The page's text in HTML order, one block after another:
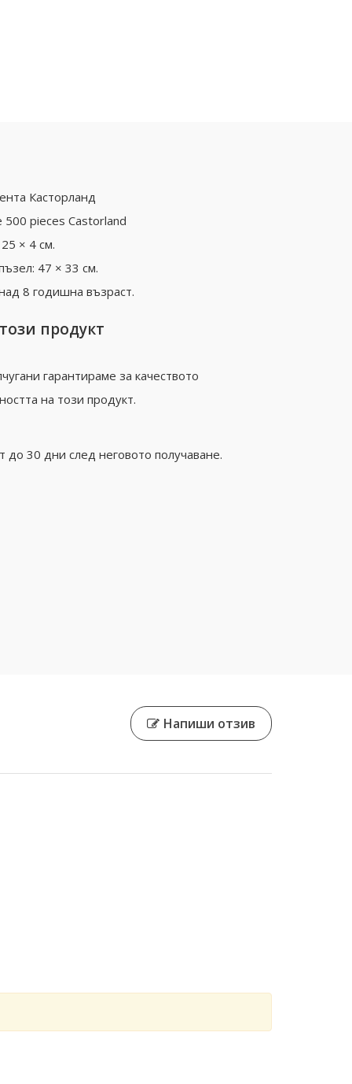
Касторланд
pieces Castorland
× 4 см.
47 × 33 см.
8 годишна възраст.
продукт
гарантираме за качеството
на този продукт.
30 дни след неговото получаване.
Напиши отзив